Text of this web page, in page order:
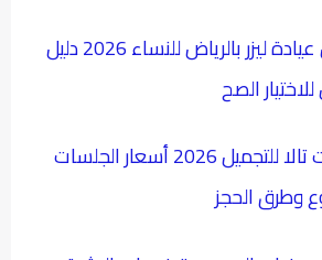
أفضل عيادة ليزر بالرياض للنساء 2026 دليل
الصح
عيادات تالا للتجميل 2026 أسعار الجلسات
وطرق الحجز